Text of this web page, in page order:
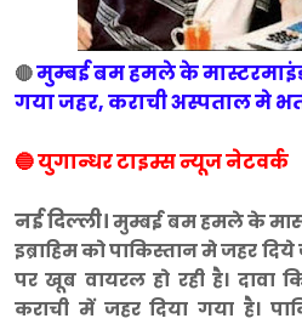
🔴मुम्बई बम हमले के मास्टरमाइंड
गया जहर, कराची अस्पताल मे
🔵 युगान्धर टाइम्स न्यूज नेटवर्क
नई दिल्ली।मुम्बई बम हमले के
इब्राहिम को पाकिस्तान मे जहर
पर खूब वायरल हो रही है। दावा
कराची में जहर दिया गया है।